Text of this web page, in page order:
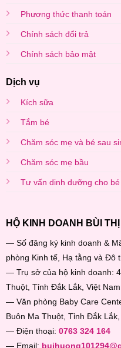
Phương thức thanh toán
Chính sách đổi trả
Chính sách bảo mật
Dịch vụ
Kích sữa
Tắm bé
Chăm sóc mẹ và bé sau
Chăm sóc mẹ bầu
Tư vấn dinh dưỡng cho bé
HỘ KINH DOANH BÙI
— Số đăng ký kinh doanh &
phòng Kinh tế, Hạ tằng và Đô
— Trụ sở của hộ kinh doanh:
Thuột, Tỉnh Đắk Lắk, Việt
— Văn phòng Baby Care
Buôn Ma Thuột, Tỉnh Đắk
— Điện thoại: 0763 324 164
— Email: